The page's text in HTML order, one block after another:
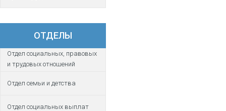
ОТДЕЛЫ
Отдел социальных, правовых
и трудовых отношений
Отдел семьи и детства
Отдел социальных выплат